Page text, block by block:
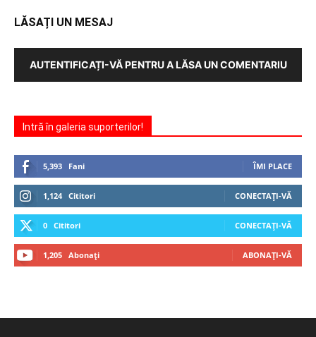
LĂSAȚI UN MESAJ
AUTENTIFICAȚI-VĂ PENTRU A LĂSA UN COMENTARIU
Intră în galeria suporterilor!
5,393 Fani ÎMI PLACE
1,124 Cititori CONECTAȚI-VĂ
0 Cititori CONECTAȚI-VĂ
1,205 Abonați ABONAȚI-VĂ